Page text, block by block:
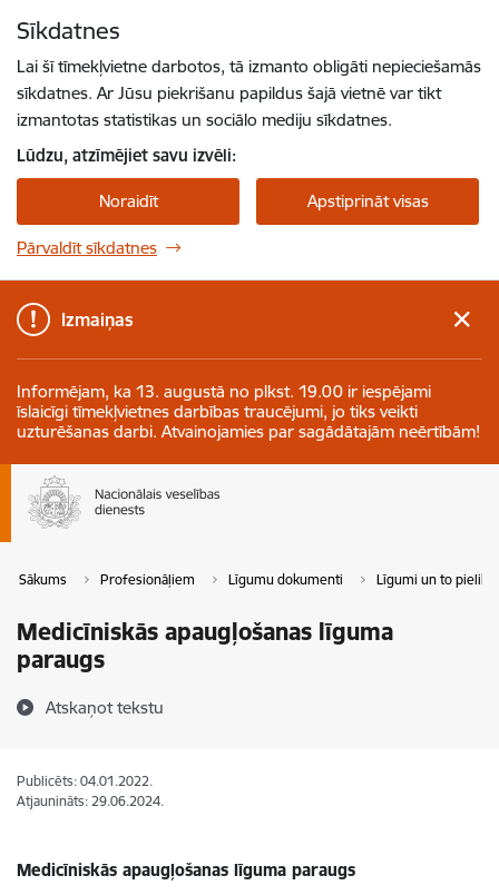
Sīkdatnes
Lai šī tīmekļvietne darbotos, tā izmanto obligāti nepieciešamās
sīkdatnes. Ar Jūsu piekrišanu papildus šajā vietnē var tikt
izmantotas statistikas un sociālo mediju sīkdatnes.
Lūdzu, atzīmējiet savu izvēli:
Noraidīt Apstiprināt visas
Pārvaldīt sīkdatnes
Izmaiņas
Informējam, ka 13. augustā no plkst. 19.00 ir iespējami
īslaicīgi tīmekļvietnes darbības traucējumi, jo tiks veikti
uzturēšanas darbi. Atvainojamies par sagādātajām neērtībām!
Sākums Profesionāļiem Līgumu dokumenti Līgumi un to
Medicīniskās apaugļošanas līguma
paraugs
Atskaņot tekstu
Publicēts: 04.01.2022.
Atjaunināts: 29.06.2024.
Medicīniskās apaugļošanas līguma paraugs